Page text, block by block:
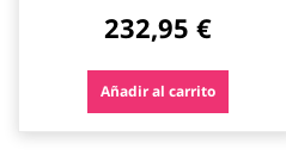
232,95 €
Añadir al carrito